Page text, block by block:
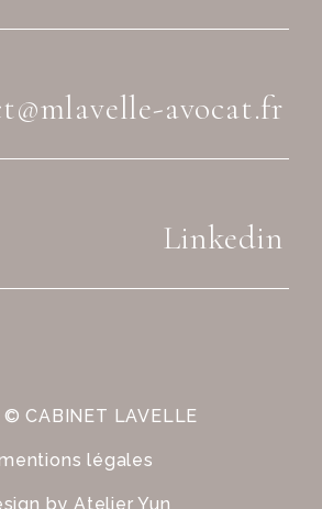
avocat.fr
Linkedin
CABINET LAVELLE
légales
byAtelier Yun